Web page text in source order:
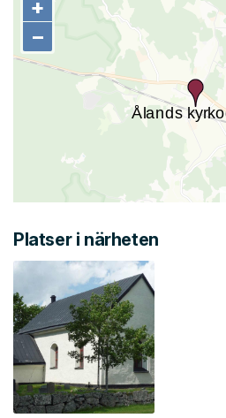
+
−
+
−
Platser i närheten